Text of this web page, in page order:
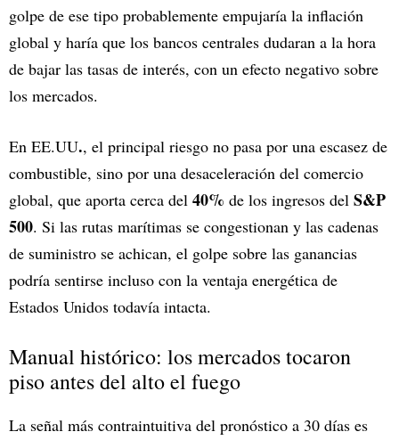
golpe de ese tipo probablemente empujaría la inflación
global y haría que los bancos centrales dudaran a la hora
de bajar las tasas de interés, con un efecto negativo sobre
los mercados.
En EE.UU., el principal riesgo no pasa por una escasez de
combustible, sino por una desaceleración del comercio
global, que aporta cerca del 40% de los ingresos del S&P
500. Si las rutas marítimas se congestionan y las cadenas
de suministro se achican, el golpe sobre las ganancias
podría sentirse incluso con la ventaja energética de
Estados Unidos todavía intacta.
Manual histórico: los mercados tocaron
piso antes del alto el fuego
La señal más contraintuitiva del pronóstico a 30 días es